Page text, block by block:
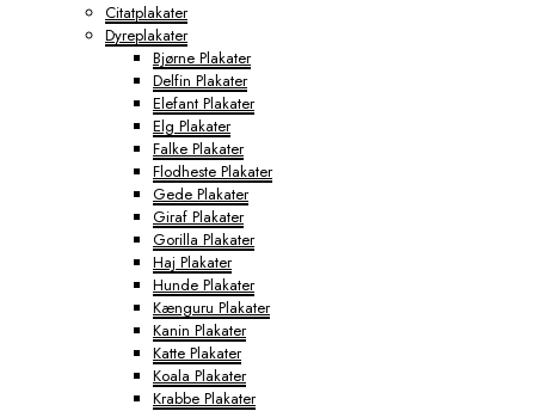
Citatplakater
Dyreplakater
Bjørne Plakater
Delfin Plakater
Elefant Plakater
Elg Plakater
Falke Plakater
Flodheste Plakater
Gede Plakater
Giraf Plakater
Gorilla Plakater
Haj Plakater
Hunde Plakater
Kænguru Plakater
Kanin Plakater
Katte Plakater
Koala Plakater
Krabbe Plakater